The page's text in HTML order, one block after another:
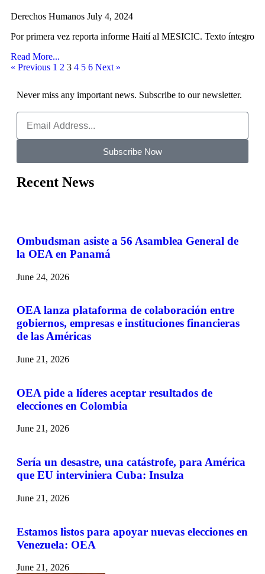
Derechos Humanos July 4, 2024
Por primera vez reporta informe Haití­ al MESICIC. Texto íntegro
Read More...
« Previous 1 2 3 4 5 6 Next »
Never miss any important news. Subscribe to our newsletter.
Subscribe Now
Recent News
Ombudsman asiste a 56 Asamblea General de
la OEA en Panamá
June 24, 2026
OEA lanza plataforma de colaboración entre
gobiernos, empresas e instituciones financieras
de las Américas
June 21, 2026
OEA pide a líderes aceptar resultados de
elecciones en Colombia
June 21, 2026
Sería un desastre, una catástrofe, para América
que EU interviniera Cuba: Insulza
June 21, 2026
Estamos listos para apoyar nuevas elecciones en
Venezuela: OEA
June 21, 2026